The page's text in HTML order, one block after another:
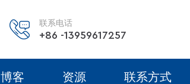
联系电话
+86 -13959617257
博客 资源 联系方式